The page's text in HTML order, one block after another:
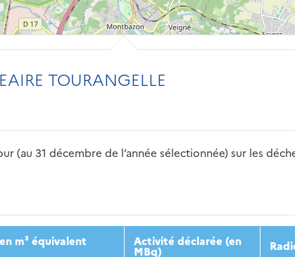
TOURANGELLE
(au 31 décembre de l’année sélectionnée) sur les
2017 2018 2019
m³ équivalent Activité déclarée (en
MBq)